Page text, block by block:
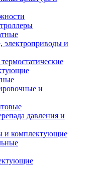
и
и
давления и
и комплектующие